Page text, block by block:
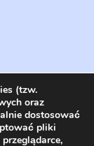
(tzw.
oraz
dostosować
pliki